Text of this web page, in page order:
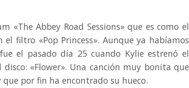
«The Abbey Road Sessions» que es como el
el filtro «Pop Princess». Aunque ya habíamos
el pasado día 25 cuando Kylie estrenó el
«Flower». Una canción muy bonita que
que por fin ha encontrado su hueco.